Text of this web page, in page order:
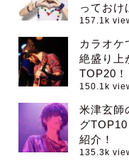
っておけ
157.1k
カラオケ
絶盛り上
TOP20！
150.1k
米津玄師
グ
紹介！
135.3k